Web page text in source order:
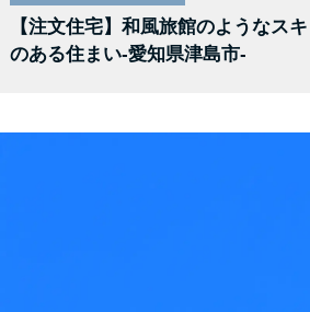
【注文住宅】和風旅館のようなス
のある住まい-愛知県津島市-